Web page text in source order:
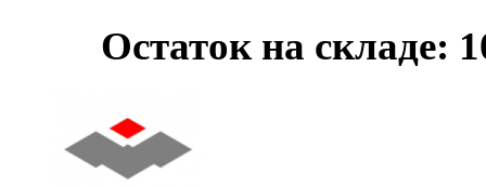
Остаток на складе: